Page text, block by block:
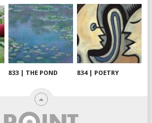
833 | THE POND 834 | POETRY